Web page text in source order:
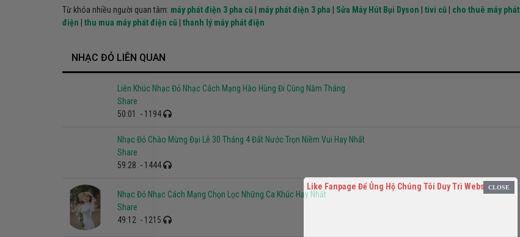
Từ khóa nhiều người quan tâm: máy phát điện 3 pha cũ máy phát điện 3 pha Sửa Máy Hút Bụi Dyson tivi cũ
cho thuê máy phát
điện
thu mua máy phát điện cũ thanh lý máy phát điện
NHẠC ĐỎ LIÊN QUAN
Liên Khúc Nhạc Đỏ Nhạc Cách Mạng Hào Hùng Đi Cùng Năm Tháng
Share
50:01
- 1194
Nhạc Đỏ Chào Mừng Đại Lễ 30 Tháng 4 Đất Nước Trọn Niềm Vui Hay Nhất
Share
Nhạc Đỏ Nhạc Cách Mạng Chọn Lọc Những Ca Khúc Hay Nhất
Share
Like Fanpage Để Ủng Hộ Chúng Tôi Duy Trì Website